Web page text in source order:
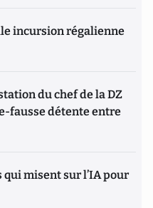
incursion régalienne
du chef de la DZ
fausse détente entre
qui misent sur l’IA pour